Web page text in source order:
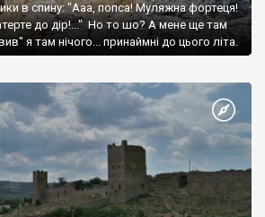
в спину: "Ааа, попса! Муляжна фортеця!
до дір!..." Но то шо? А мене ще там
я там нічого... принаймні до цього літа.